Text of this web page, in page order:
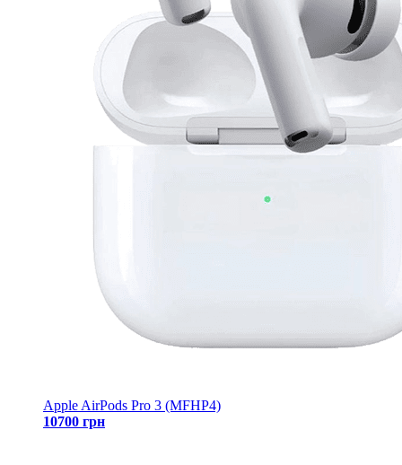
Apple AirPods Pro 3 (MFHP4)
10700 грн